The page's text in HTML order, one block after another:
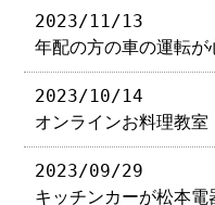
2023/11/13
年配の方の車の運転
2023/10/14
オンラインお料理教
2023/09/29
キッチンカーが松本